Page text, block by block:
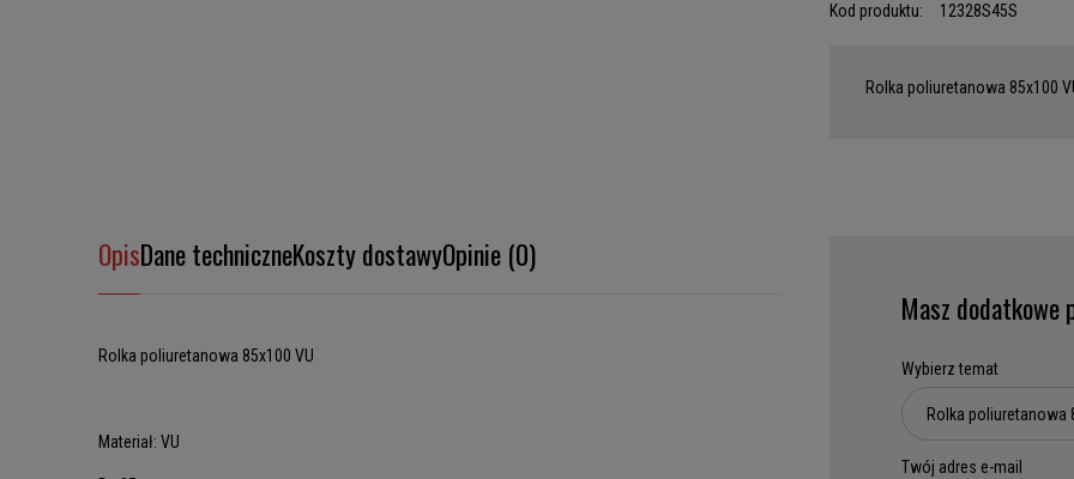
Kod produktu: 12328S45S
Rolka poliuretanowa 85x100
OpisDane techniczneKoszty dostawyOpinie (0)
Rolka poliuretanowa 85x100 VU
Materiał: VU
Masz dodatkowe